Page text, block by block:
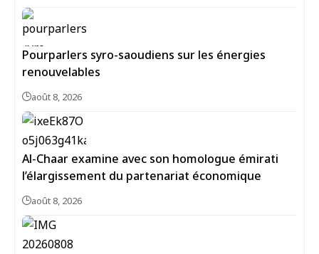
Pourparlers syro-saoudiens sur les énergies
renouvelables
août 8, 2026
Al-Chaar examine avec son homologue émirati
l’élargissement du partenariat économique
août 8, 2026